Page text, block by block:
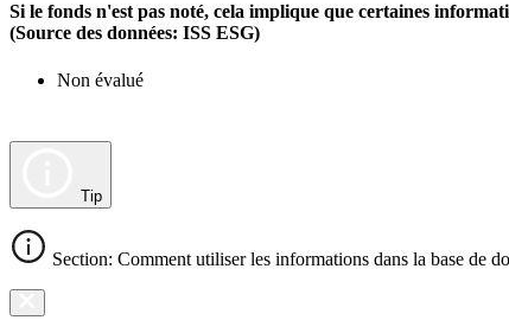
Si le fonds n'est pas noté, cela implique que certaines
(Source des données: ISS ESG)
Non évalué
Tip
Section: Comment utiliser les informations dans la base de